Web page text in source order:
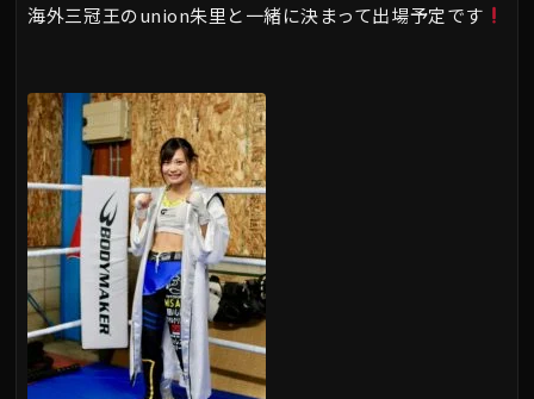
海外三冠王のunion朱里と一緒に決まって出場予定です